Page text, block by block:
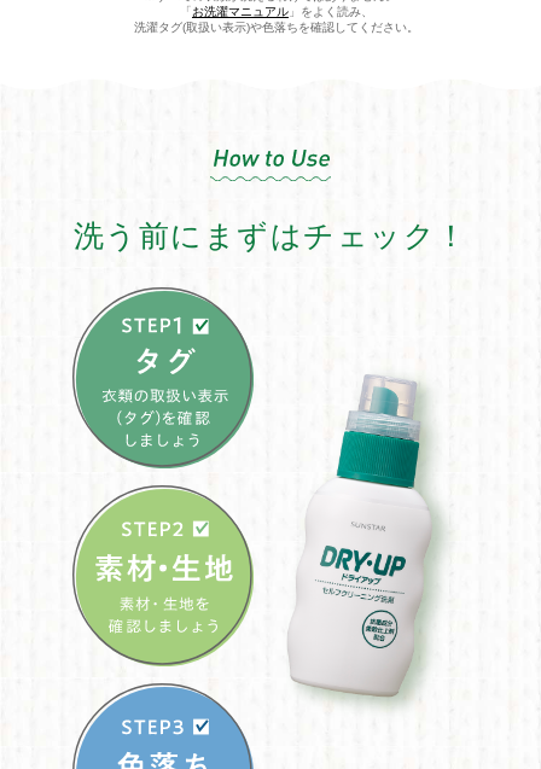
「お洗濯マニュアル」をよく読み、
洗濯タグ(取扱い表示)や色落ちを確認してください。
洗う前にまずはチェック！